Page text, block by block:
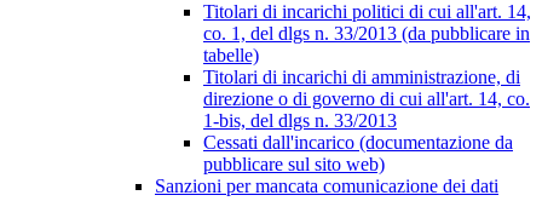
Titolari di incarichi politici di cui all'art. 14,
co. 1, del dlgs n. 33/2013 (da pubblicare in
tabelle)
Titolari di incarichi di amministrazione, di
direzione o di governo di cui all'art. 14, co.
1-bis, del dlgs n. 33/2013
Cessati dall'incarico (documentazione da
pubblicare sul sito web)
Sanzioni per mancata comunicazione dei dati